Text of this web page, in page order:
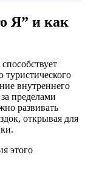
Я” и как
внутреннего
пределами
развивать
открывая для
этого